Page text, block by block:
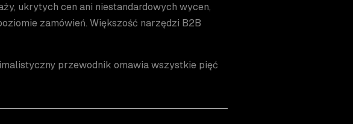
ukrytych cen ani niestandardowych wycen,
zamówień. Większość narzędzi B2B
przewodnik omawia wszystkie pięć